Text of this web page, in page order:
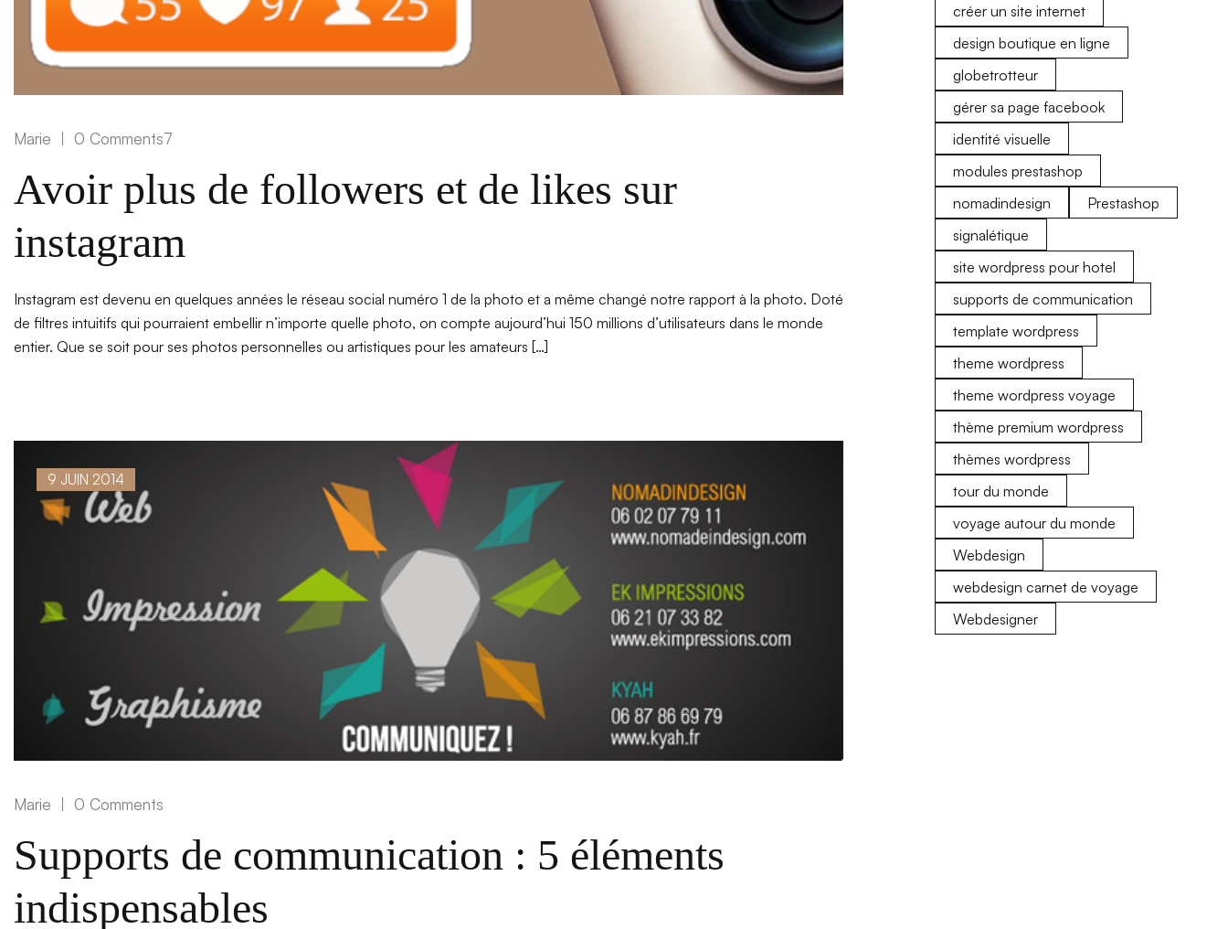
Marie 0 Comments7
Avoir plus de followers et de likes sur
instagram
Instagram est devenu en quelques années le réseau social numéro 1 de la photo et a même changé notre rapport à la photo. Doté
de filtres intuitifs qui pourraient embellir n’importe quelle photo, on compte aujourd’hui 150 millions d’utilisateurs dans le monde
entier. Que se soit pour ses photos personnelles ou artistiques pour les amateurs […]
9 JUIN 2014
Marie 0 Comments
Supports de communication : 5 éléments
indispensables
créer un site internet
design boutique en ligne
globetrotteur
gérer sa page facebook
identité visuelle
modules prestashop
nomadindesign
Prestashop
signalétique
site wordpress pour hotel
supports de communication
template wordpress
theme wordpress
theme wordpress voyage
thème premium wordpress
thèmes wordpress
tour du monde
voyage autour du monde
Webdesign
webdesign carnet de voyage
Webdesigner